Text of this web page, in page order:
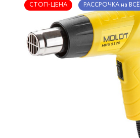
СТОП-ЦЕНА РАССРОЧКА на ВСЁ